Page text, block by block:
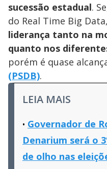
sucessão estadual.
do Real Time Big
liderança tanto na
quanto nos
porém é quase
(PSDB).
LEIA MAIS
Governador de
Denarium será o
de olho nas